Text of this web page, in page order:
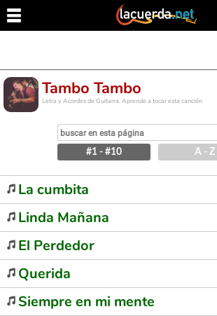
Tambo Tambo
Letra y Acordes de Guitarra. Aprende a tocar esta canción
#1 - #10 A - Z
La cumbita
Linda Mañana
El Perdedor
Querida
Siempre en mi mente